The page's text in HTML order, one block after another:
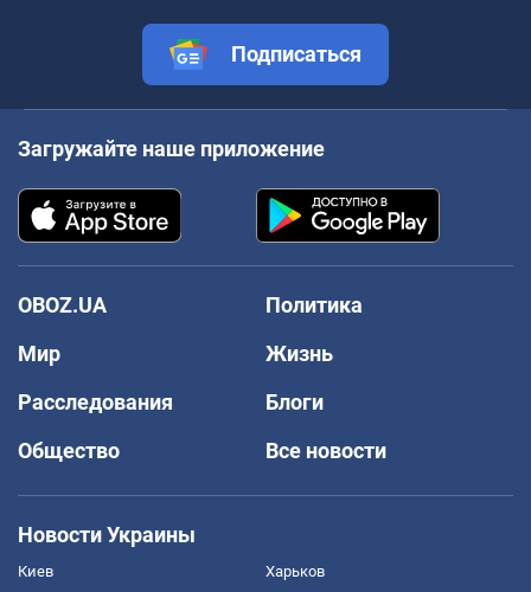
Подписаться
Загружайте наше приложение
OBOZ.UA
Политика
Мир
Жизнь
Расследования
Блоги
Общество
Все новости
Новости Украины
Киев Харьков